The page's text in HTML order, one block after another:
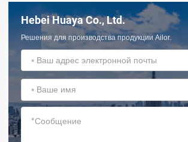
Hebei Huaya Co., Ltd.
Решения для производства продукции Ailor.
*
*
*